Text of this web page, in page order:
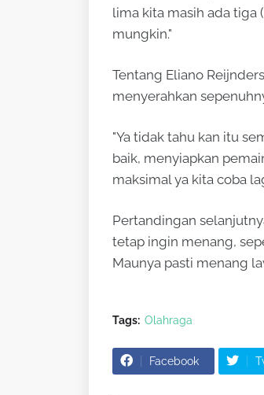
lima kita masih ada tiga
mungkin."
Tentang Eliano
menyerahkan
"Ya tidak tahu kan itu
baik, menyiapkan
maksimal ya kita coba
Pertandingan
tetap ingin menang,
Maunya pasti menang
Tags: Olahraga
Facebook